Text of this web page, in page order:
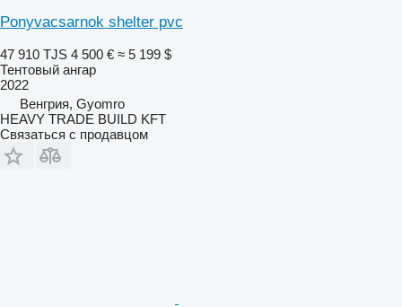
Ponyvacsarnok shelter pvc
47 910 TJS 4 500 € ≈ 5 199 $
Тентовый ангар
2022
Венгрия, Gyomro
HEAVY TRADE BUILD KFT
Связаться с продавцом